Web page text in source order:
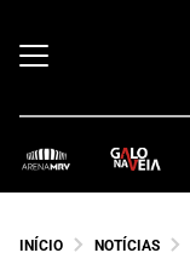
INÍCIO NOTÍCIAS